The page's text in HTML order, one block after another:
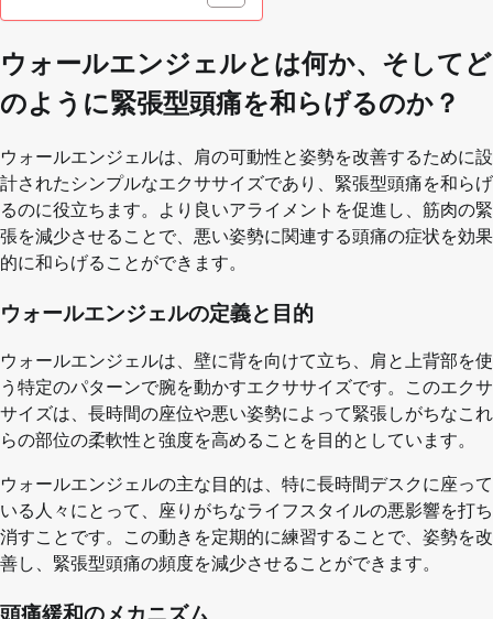
ウォールエンジェルとは何か、そしてど
のように緊張型頭痛を和らげるのか？
ウォールエンジェルは、肩の可動性と姿勢を改善するために設
計されたシンプルなエクササイズであり、緊張型頭痛を和らげ
るのに役立ちます。より良いアライメントを促進し、筋肉の緊
張を減少させることで、悪い姿勢に関連する頭痛の症状を効果
的に和らげることができます。
ウォールエンジェルの定義と目的
ウォールエンジェルは、壁に背を向けて立ち、肩と上背部を使
う特定のパターンで腕を動かすエクササイズです。このエクサ
サイズは、長時間の座位や悪い姿勢によって緊張しがちなこれ
らの部位の柔軟性と強度を高めることを目的としています。
ウォールエンジェルの主な目的は、特に長時間デスクに座って
いる人々にとって、座りがちなライフスタイルの悪影響を打ち
消すことです。この動きを定期的に練習することで、姿勢を改
善し、緊張型頭痛の頻度を減少させることができます。
頭痛緩和のメカニズム